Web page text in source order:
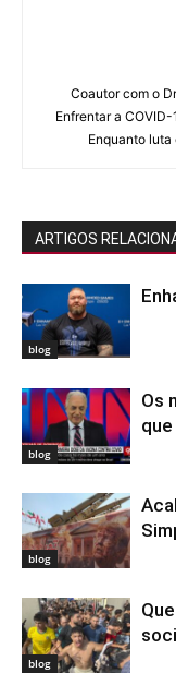
Coautor com o
Enfrentar a
Enquanto
ARTIGOS
blog
blog
Os
blog
blog